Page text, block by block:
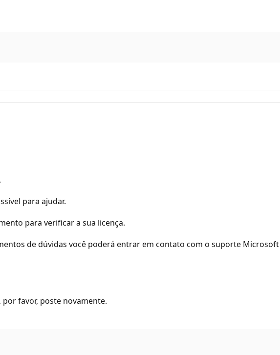
para ajudar.
para verificar a sua licença.
de dúvidas você poderá entrar em contato com o suporte
favor, poste novamente.